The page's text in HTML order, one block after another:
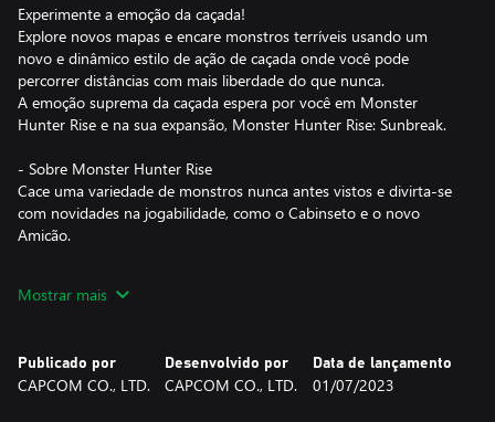
Experimente a emoção da caçada!
Explore novos mapas e encare monstros terríveis usando um
novo e dinâmico estilo de ação de caçada onde você pode
percorrer distâncias com mais liberdade do que nunca.
A emoção suprema da caçada espera por você em Monster
Hunter Rise e na sua expansão, Monster Hunter Rise: Sunbreak.
- Sobre Monster Hunter Rise
Cace uma variedade de monstros nunca antes vistos e divirta-se
com novidades na jogabilidade, como o Cabinseto e o novo
Amicão.
- Sobre Monster Hunter Rise: Sunbreak (expansão)
espera.
Mostrar mais
Publicado por
CAPCOM CO., LTD.
Desenvolvido por
CAPCOM CO., LTD.
Data de lançamento
01/07/2023